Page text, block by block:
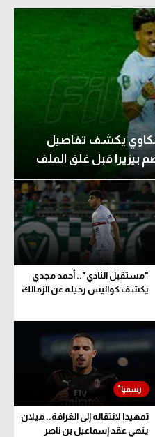
يكشف تفاصيل
بيزيرا قبل غلق الملف
"مستقبل النادي".. أحمد مجدي
يكشف كواليس رحيله عن الزمالك
تمهيدا لانتقاله إلى الغرافة.. ميلان
ينهي عقد إسماعيل بن ناصر